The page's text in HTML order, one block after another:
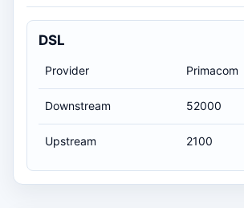
DSL
Provider Primacom
Downstream 52000
Upstream 2100